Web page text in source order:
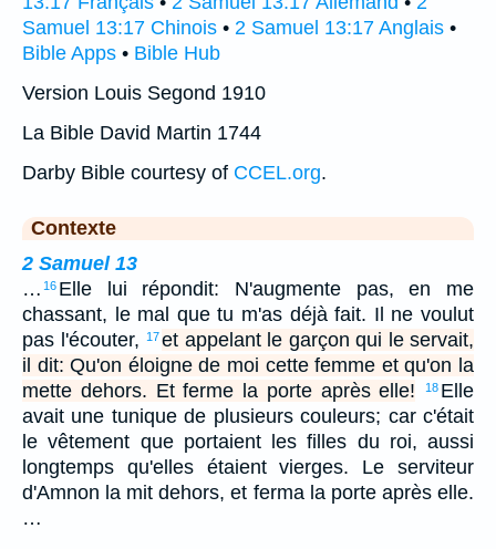
Samuel 13:17 Chinois • 2 Samuel 13:17 Anglais •
Bible Apps • Bible Hub
Version Louis Segond 1910
La Bible David Martin 1744
Darby Bible courtesy of CCEL.org.
Contexte
2 Samuel 13
… 16 Elle lui répondit: N'augmente pas, en me
chassant, le mal que tu m'as déjà fait. Il ne voulut
pas l'écouter,
17et appelant le garçon qui le servait,
il dit: Qu'on éloigne de moi cette femme et qu'on la
mette dehors. Et ferme la porte après elle!
18 Elle
avait une tunique de plusieurs couleurs; car c'était
le vêtement que portaient les filles du roi, aussi
longtemps qu'elles étaient vierges. Le serviteur
d'Amnon la mit dehors, et ferma la porte après elle.
…